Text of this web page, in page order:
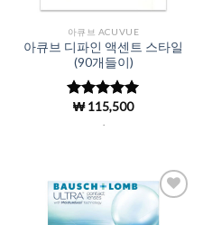
아큐브 ACUVUE
아큐브 디파인 액센트 스타일
(90개들이)
5 중에서
로 평
₩115,500
Add to